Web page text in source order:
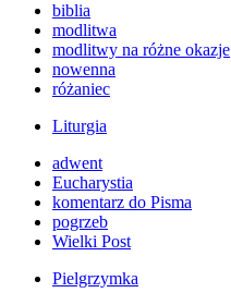
biblia
modlitwa
modlitwy na różne okazje
nowenna
różaniec
Liturgia
adwent
Eucharystia
komentarz do Pisma
pogrzeb
Wielki Post
Pielgrzymka